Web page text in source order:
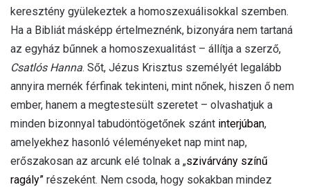
keresztény gyülekeztek a homoszexuálisokkal szemben.
Ha a Bibliát másképp értelmeznénk, bizonyára nem tartaná
az egyház bűnnek a homoszexualitást – állítja a szerző,
Csatlós Hanna. Sőt, Jézus Krisztus személyét legalább
annyira mernék férfinak tekinteni, mint nőnek, hiszen ő nem
ember, hanem a megtestesült szeretet – olvashatjuk a
minden bizonnyal tabudöntögetőnek szánt interjúban,
amelyekhez hasonló véleményeket nap mint nap,
erőszakosan az arcunk elé tolnak a „szivárvány színű
ragály” részeként. Nem csoda, hogy sokakban mindez